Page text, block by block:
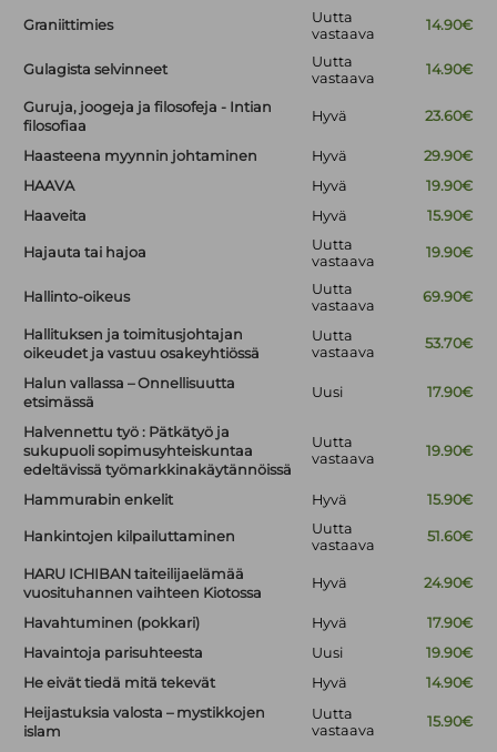
Graniittimies
Uutta
vastaava
14.90€
Gulagista selvinneet
Uutta
vastaava
14.90€
Guruja, joogeja ja filosofeja - Intian
filosofiaa
Hyvä 23.60€
Haasteena myynnin johtaminen Hyvä
29.90€
HAAVA
Hyvä
19.90€
Haaveita
Hyvä 15.90€
Hajauta tai hajoa
Uutta
vastaava
19.90€
Hallinto-oikeus
Uutta
vastaava
69.90€
Hallituksen ja toimitusjohtajan
oikeudet ja vastuu osakeyhtiössä
Uutta
vastaava
53.70€
Halun vallassa – Onnellisuutta
etsimässä
Uusi 17.90€
Halvennettu työ : Pätkätyö ja
sukupuoli sopimusyhteiskuntaa
edeltävissä työmarkkinakäytännöissä
Uutta
vastaava
19.90€
Hammurabin enkelit Hyvä 15.90€
Hankintojen kilpailuttaminen
Uutta
vastaava
51.60€
HARU ICHIBAN taiteilijaelämää
vuosituhannen vaihteen Kiotossa
Hyvä 24.90€
Havahtuminen (pokkari) Hyvä
17.90€
Havaintoja parisuhteesta
Uusi
19.90€
He eivät tiedä mitä tekevät
Hyvä
14.90€
Heijastuksia valosta – mystikkojen
islam
Uutta
vastaava
15.90€